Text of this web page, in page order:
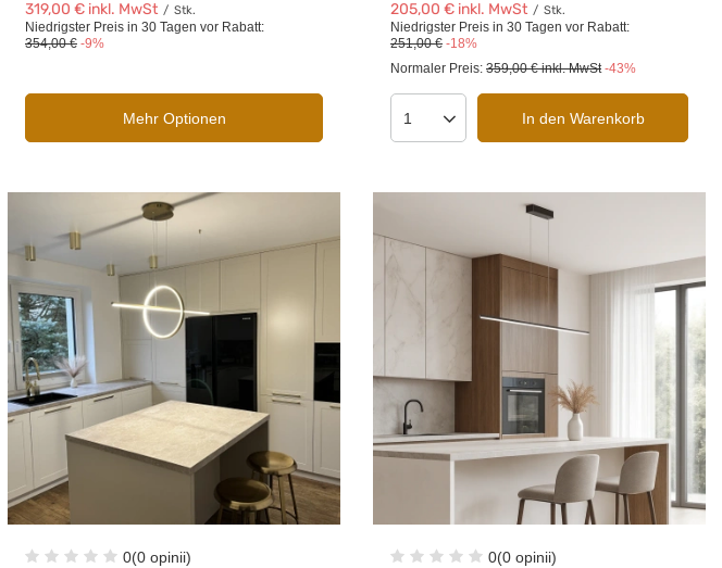
319,00 € inkl. MwSt / Stk.
Niedrigster Preis in 30 Tagen vor Rabatt:
354,00 € -9%
Mehr Optionen
205,00 € inkl. MwSt / Stk.
Niedrigster Preis in 30 Tagen vor Rabatt:
251,00 € -18%
Normaler Preis: 359,00 €inkl. MwSt -43%
In den Warenkorb
0(0 opinii) 0(0 opinii)